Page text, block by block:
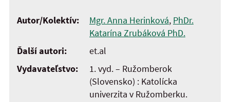
Autor/Kolektív: Mgr. Anna Herinková, PhDr.
Katarína Zrubáková PhD.
Ďalší autori:
et.al
Vydavateľstvo:
1. vyd. – Ružomberok
(Slovensko) : Katolícka
univerzita v Ružomberku.